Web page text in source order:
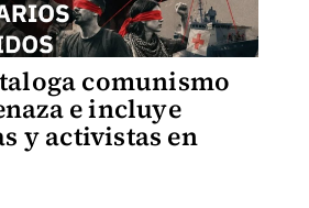
comunismo
e incluye
y activistas en